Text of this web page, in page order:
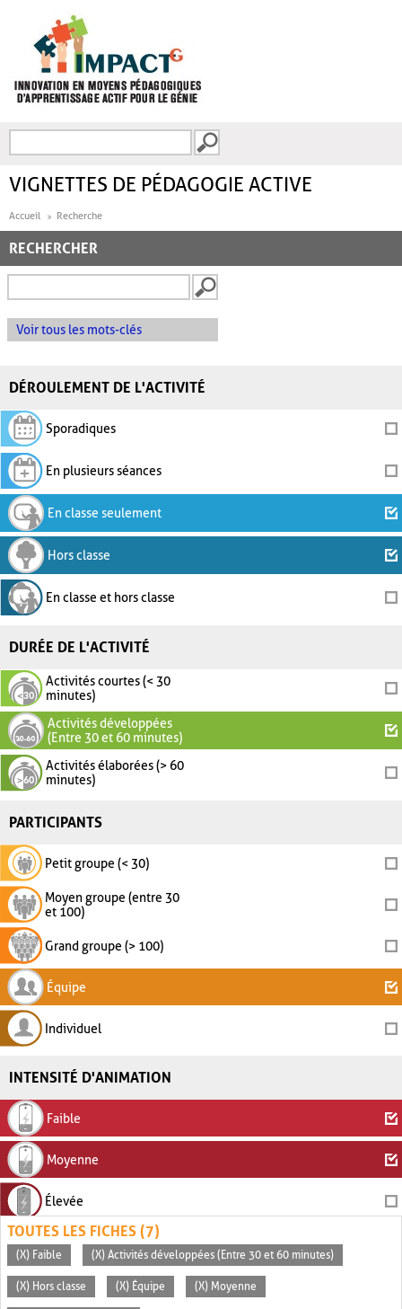
FORMULAIRE DE
VIGNETTES DE PÉDAGOGIE ACTIVE
Accueil Recherche
RECHERCHER
Voir tous les mots-clés
DÉROULEMENT DE L'ACTIVITÉ
Sporadiques
En plusieurs séances
En classe seulement
Hors classe
En classe et hors classe
DURÉE DE L'ACTIVITÉ
Activités courtes (< 30
minutes)
Activités développées
(Entre 30 et 60 minutes)
Activités élaborées (> 60
minutes)
PARTICIPANTS
Petit groupe (< 30)
Moyen groupe (entre 30
et 100)
Grand groupe (> 100)
Équipe
Individuel
INTENSITÉ D'ANIMATION
Faible
Moyenne
Élevée
TOUTES LES FICHES (7)
(X) Faible (X) Activités développées (Entre 30 et 60 minutes)
(X) Hors classe (X) Équipe (X) Moyenne